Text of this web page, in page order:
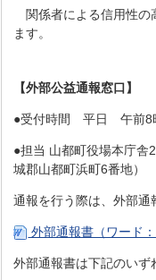
関係者による信用性の
ます。
【外部公益通報窓口】
●受付時間 平日 午前8
●担当 山都町役場本庁
城郡山都町浜町6番地）
通報を行う際は、外部通
外部通報書（ワード
外部通報書は下記のいず